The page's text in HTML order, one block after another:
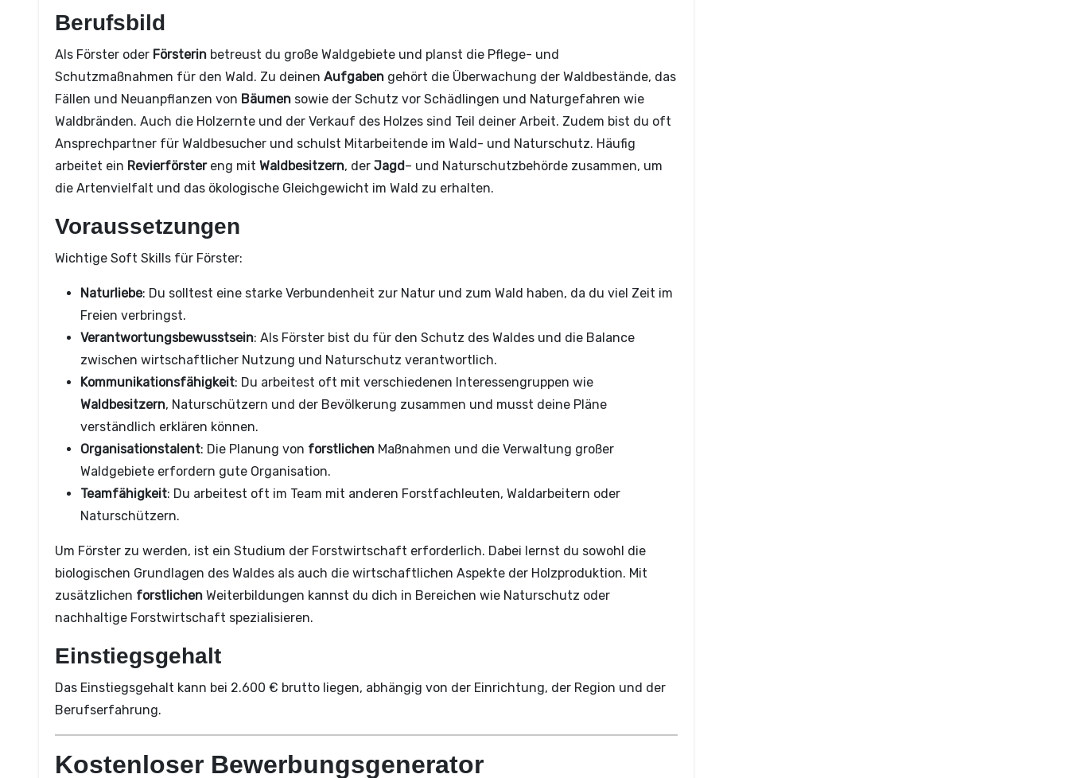
Berufsbild
Als Förster oder Försterin betreust du große Waldgebiete und planst die Pflege- und
Schutzmaßnahmen für den Wald. Zu deinen Aufgaben gehört die Überwachung der Waldbestände, das
Fällen und Neuanpflanzen von Bäumen sowie der Schutz vor Schädlingen und Naturgefahren wie
Waldbränden. Auch die Holzernte und der Verkauf des Holzes sind Teil deiner Arbeit. Zudem bist du oft
Ansprechpartner für Waldbesucher und schulst Mitarbeitende im Wald- und Naturschutz. Häufig
arbeitet ein Revierförstereng mit Waldbesitzern, der Jagd– und Naturschutzbehörde zusammen, um
die Artenvielfalt und das ökologische Gleichgewicht im Wald zu erhalten.
Voraussetzungen
Wichtige Soft Skills für Förster:
Naturliebe: Du solltest eine starke Verbundenheit zur Natur und zum Wald haben, da du viel Zeit im
Freien verbringst.
Verantwortungsbewusstsein: Als Förster bist du für den Schutz des Waldes und die Balance
zwischen wirtschaftlicher Nutzung und Naturschutz verantwortlich.
Kommunikationsfähigkeit: Du arbeitest oft mit verschiedenen Interessengruppen wie
Waldbesitzern, Naturschützern und der Bevölkerung zusammen und musst deine Pläne
verständlich erklären können.
Organisationstalent: Die Planung von forstlichen Maßnahmen und die Verwaltung großer
Waldgebiete erfordern gute Organisation.
Teamfähigkeit: Du arbeitest oft im Team mit anderen Forstfachleuten, Waldarbeitern oder
Naturschützern.
Um Förster zu werden, ist ein Studium der Forstwirtschaft erforderlich. Dabei lernst du sowohl die
biologischen Grundlagen des Waldes als auch die wirtschaftlichen Aspekte der Holzproduktion. Mit
zusätzlichen forstlichen Weiterbildungen kannst du dich in Bereichen wie Naturschutz oder
nachhaltige Forstwirtschaft spezialisieren.
Einstiegsgehalt
Das Einstiegsgehalt kann bei 2.600 € brutto liegen, abhängig von der Einrichtung, der Region und der
Berufserfahrung.
Kostenloser Bewerbungsgenerator